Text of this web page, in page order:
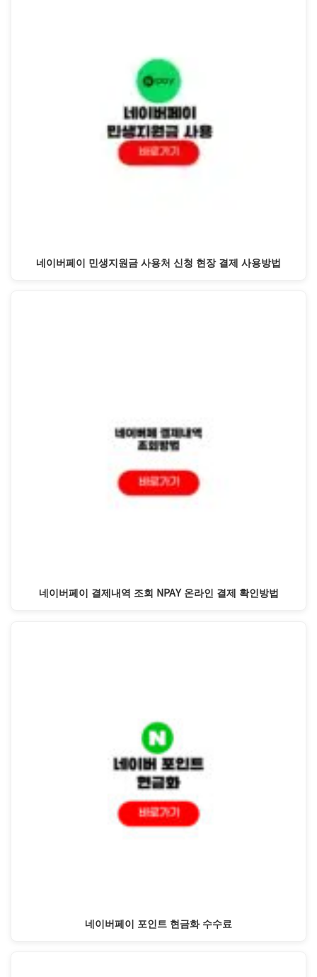
네이버페이 민생지원금 사용처 신청 현장 결제 사용방법
네이버페이 결제내역 조회 NPAY 온라인 결제 확인방법
네이버페이 포인트 현금화 수수료